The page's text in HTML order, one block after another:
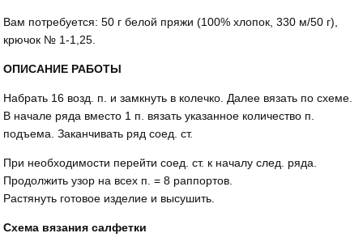
Вам потребуется: 50 г белой пряжи (100% хлопок, 330 м/50 г),
крючок № 1-1,25.
ОПИСАНИЕ РАБОТЫ
Набрать 16 возд. п. и замкнуть в колечко. Далее вязать по схеме.
В начале ряда вместо 1 п. вязать указанное количество п.
подъема. Заканчивать ряд соед. ст.
При необходимости перейти соед. ст. к началу след. ряда.
Продолжить узор на всех п. = 8 раппортов.
Растянуть готовое изделие и высушить.
Схема вязания салфетки